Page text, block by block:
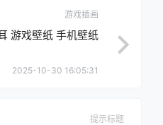
游戏插画
游戏壁纸 手机壁纸
2025-10-30 16:05:31
提示标题